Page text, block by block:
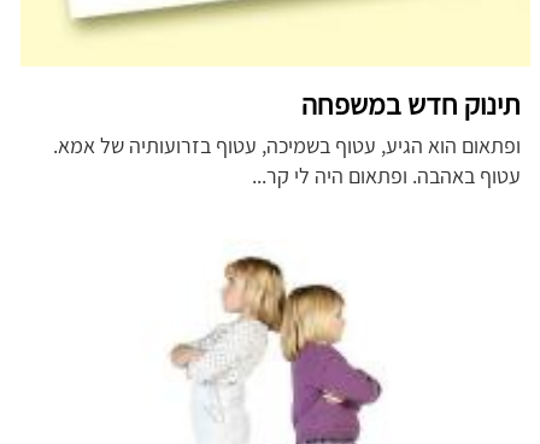
תינוק חדש במשפחה
ופתאום הוא הגיע, עטוף בשמיכה, עטוף בזרועותיה של אמא.
עטוף באהבה. ופתאום היה לי קר...